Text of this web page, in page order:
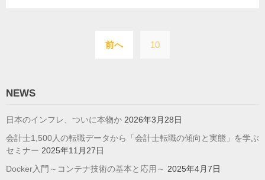
ー
ジ
り
前へ 10
NEWS
日本のインフレ、ついに本物か 2026年3月28日
会計士1,500人の転職データから「会計士転職の傾向と実態」を学ぶ
セミナー 2025年11月27日
Docker入門～コンテナ技術の基本と応用～ 2025年4月7日